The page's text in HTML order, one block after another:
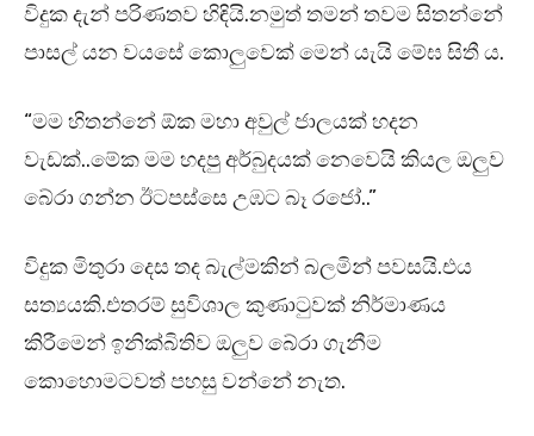
විදුක දැන් පරිණතව හිඳියි.නමුත් තමන් තවම සිතන්නේ
පාසල් යන වයසේ කොලුවෙක් මෙන් යැයි මේඝ සිතී ය.
“මම හිතන්නේ ඕක මහා අවුල් ජාලයක් හදන
වැඩක්..මේක මම හදපු අර්බුදයක් නෙවෙයි කියල ඔලුව
බේරා ගන්න ඊටපස්සෙ උඹට බෑ රජෝ..”
විදුක මිතුරා දෙස තද බැල්මකින් බලමින් පවසයි.එය
සත්‍යයකි.එතරම් සුවිශාල කුණාටුවක් නිර්මාණය
කිරීමෙන් ඉනික්බිතිව ඔලුව බේරා ගැනීම
කොහොමටවත් පහසු වන්නේ නැත.